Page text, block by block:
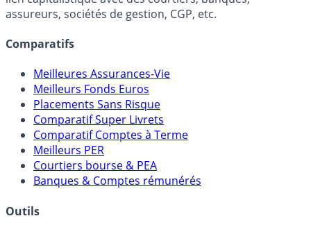
assureurs, sociétés de gestion, CGP, etc.
Comparatifs
Meilleures Assurances-Vie
Meilleurs Fonds Euros
Placements Sans Risque
Comparatif Super Livrets
Comparatif Comptes à Terme
Meilleurs PER
Courtiers bourse & PEA
Banques & Comptes rémunérés
Outils